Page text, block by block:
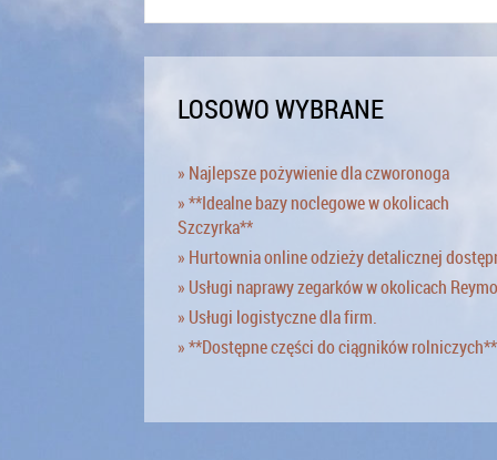
LOSOWO WYBRANE
» Najlepsze pożywienie dla czworonoga
» **Idealne bazy noclegowe w okolicach
Szczyrka**
» Hurtownia online odzieży detalicznej
» Usługi naprawy zegarków w okolicach
» Usługi logistyczne dla firm.
» **Dostępne części do ciągników rolniczych**